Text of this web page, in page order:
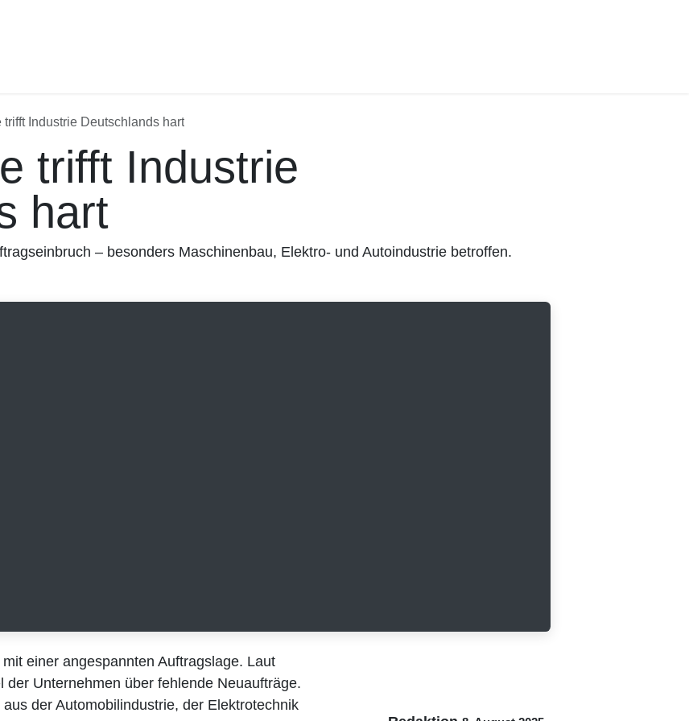
trifft Industrie Deutschlands hart
trifft Industrie
hart
– besonders Maschinenbau, Elektro- und Autoindustrie betroffen.
einer angespannten Auftragslage. Laut aktuellen
über fehlende Neuaufträge. Besonders stark
der Elektrotechnik sowie dem